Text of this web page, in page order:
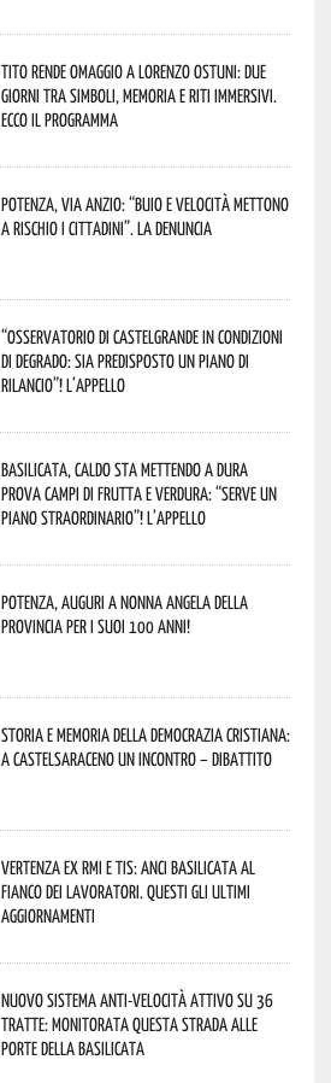
Tito rende omaggio a Lorenzo Ostuni: due
giorni tra simboli, memoria e riti immersivi.
Ecco il programma
Potenza, Via Anzio: “Buio e velocità mettono
a rischio i cittadini”. La denuncia
“Osservatorio di Castelgrande in condizioni
di degrado: sia predisposto un piano di
rilancio”! L’appello
Basilicata, caldo sta mettendo a dura
prova campi di frutta e verdura: “Serve un
piano straordinario”! L’appello
Potenza, auguri a nonna Angela della
provincia per i suoi 100 anni!
Storia e memoria della Democrazia Cristiana:
a Castelsaraceno un incontro – dibattito
Vertenza ex RMI e TIS: ANCI Basilicata al
fianco dei lavoratori. Questi gli ultimi
aggiornamenti
Nuovo sistema anti-velocità attivo su 36
tratte: monitorata questa strada alle
porte della Basilicata